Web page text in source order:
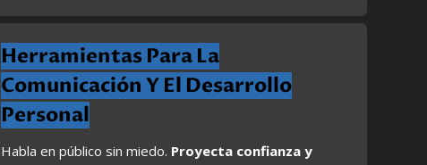
Herramientas Para La
Comunicación Y El Desarrollo
Personal
Habla en público sin miedo. Proyecta confianza y